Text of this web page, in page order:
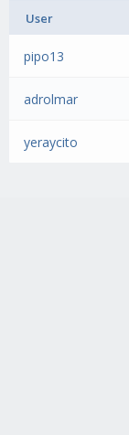
User
pipo13
adrolmar
yeraycito